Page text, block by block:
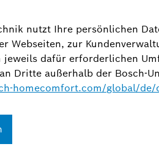
nutzt Ihre persönlichen
Webseiten, zur
jeweils dafür erforderlichen
Dritte außerhalb der Bosch-
homecomfort.com/global/de/